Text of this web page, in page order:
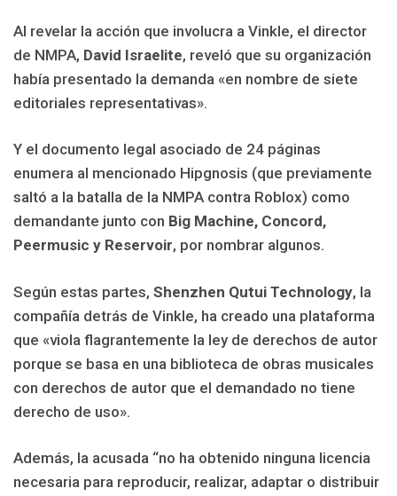
Al revelar la acción que involucra a Vinkle, el director
de NMPA, David Israelite, reveló que su organización
había presentado la demanda «en nombre de siete
editoriales representativas».
Y el documento legal asociado de 24 páginas
enumera al mencionado Hipgnosis (que previamente
saltó a la batalla de la NMPA contra Roblox) como
demandante junto con Big Machine, Concord,
Peermusic y Reservoir, por nombrar algunos.
Según estas partes, Shenzhen Qutui Technology, la
compañía detrás de Vinkle, ha creado una plataforma
que «viola flagrantemente la ley de derechos de autor
porque se basa en una biblioteca de obras musicales
con derechos de autor que el demandado no tiene
derecho de uso».
Además, la acusada “no ha obtenido ninguna licencia
necesaria para reproducir, realizar, adaptar o distribuir